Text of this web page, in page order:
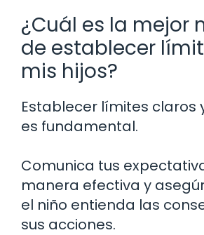
¿Cuál es la mejor
de establecer
mis hijos?
Establecer límites claros
es fundamental.
Comunica tus
manera efectiva y
el niño entienda las
sus acciones.